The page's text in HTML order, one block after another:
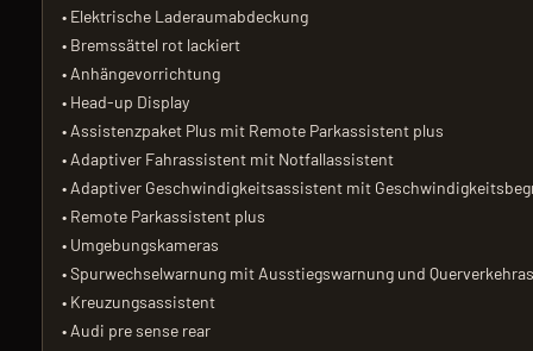
• Elektrische Laderaumabdeckung
• Bremssättel rot lackiert
• Anhängevorrichtung
• Head-up Display
• Assistenzpaket Plus mit Remote Parkassistent plus
• Adaptiver Fahrassistent mit Notfallassistent
• Adaptiver Geschwindigkeitsassistent mit
• Remote Parkassistent plus
• Umgebungskameras
• Spurwechselwarnung mit Ausstiegswarnung und
• Kreuzungsassistent
• Audi pre sense rear